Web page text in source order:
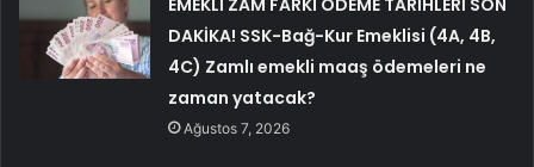
DAKİKA! SSK-Bağ-Kur Emeklisi (4A, 4B,
4C) Zamlı emekli maaş ödemeleri ne
zaman yatacak?
Ağustos 7, 2026